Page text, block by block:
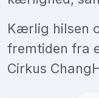
Kærlig hilsen
fremtiden fra
Cirkus